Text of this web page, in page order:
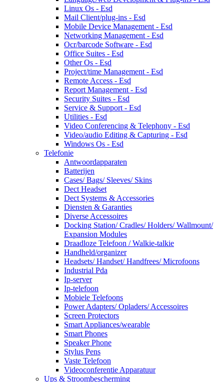
Linux Os - Esd
Mail Client/plug-ins - Esd
Mobile Device Management - Esd
Networking Management - Esd
Ocr/barcode Software - Esd
Office Suites - Esd
Other Os - Esd
Project/time Management - Esd
Remote Access - Esd
Report Management - Esd
Security Suites - Esd
Service & Support - Esd
Utilities - Esd
Video Conferencing & Telephony - Esd
Video/audio Editing & Capturing - Esd
Windows Os - Esd
Telefonie
Antwoordapparaten
Batterijen
Cases/ Bags/ Sleeves/ Skins
Dect Headset
Dect Systems & Accessories
Diensten & Garanties
Diverse Accessoires
Docking Station/ Cradles/ Holders/ Wallmount/
Expansion Modules
Draadloze Telefoon / Walkie-talkie
Handheld/organizer
Headsets/ Handset/ Handfrees/ Microfoons
Industrial Pda
Ip-server
Ip-telefoon
Mobiele Telefoons
Power Adapters/ Opladers/ Accessoires
Screen Protectors
Smart Appliances/wearable
Smart Phones
Speaker Phone
Stylus Pens
Vaste Telefoon
Videoconferentie Apparatuur
Ups & Stroombescherming